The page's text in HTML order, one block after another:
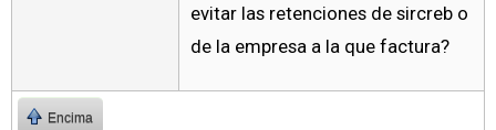
evitar las retenciones de sircreb o
de la empresa a la que factura?
Encima